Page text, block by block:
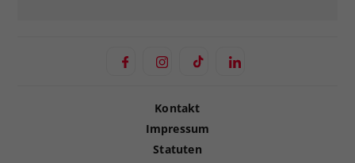
Kontakt
Impressum
Statuten